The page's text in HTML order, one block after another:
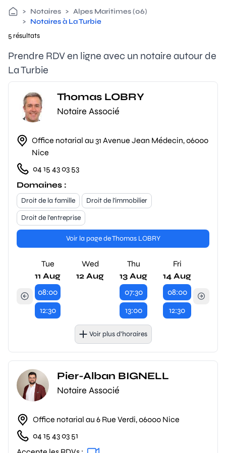
> Notaires > Alpes Maritimes (06)
> Notaires à La Turbie
5 résultats
Prendre RDV en ligne avec un notaire autour de
La Turbie
Thomas LOBRY
Notaire Associé
Office notarial au 31 Avenue Jean Médecin, 06000
Nice
04 15 43 03 53
Domaines :
Droit de la famille
Droit de l'immobilier
Droit de l'entreprise
Voir la page de Thomas LOBRY
Tue
11 Aug
08:00
12:30
Wed
12 Aug
Thu
13 Aug
07:30
13:00
Fri
14 Aug
08:00
12:30
Voir plus d’horaires
Pier-Alban BIGNELL
Notaire Associé
Office notarial au 6 Rue Verdi, 06000 Nice
04 15 43 03 51